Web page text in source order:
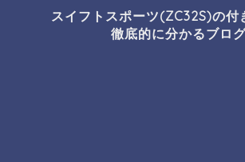
スイフトスポーツ(ZC32S)の付
徹底的に分かるブロ